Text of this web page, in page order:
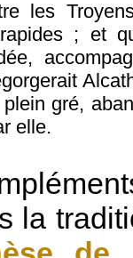
les
; et
gré,
elle.
la